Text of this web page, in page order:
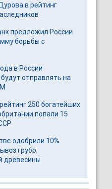
в рейтинг
предложил России
борьбы с
в России
отправлять на
250 богатейших
попали 15
одобрили 10%
грубо
древесины